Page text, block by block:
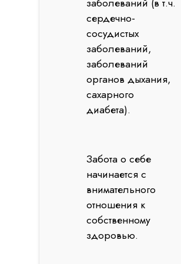
заболеваний (в т.ч.
сердечно-
сосудистых
заболеваний,
заболеваний
органов дыхания,
сахарного
диабета).
Забота о себе
начинается с
внимательного
отношения к
собственному
здоровью.